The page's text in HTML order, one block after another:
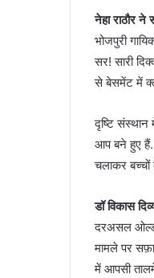
नेहा राठौर ने
भोजपुरी
सर! सारी
से बेसमेंट में
दृष्टि
आप बने हुए
चलाकर बच्चों
डॉ विकास
दरअसल ओल्ड
मामले पर
में आपसी